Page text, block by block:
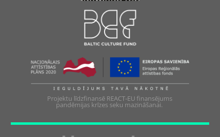
Projektu līdzfinansē REACT-EU finansējums
pandēmijas krīzes seku mazināšanai.